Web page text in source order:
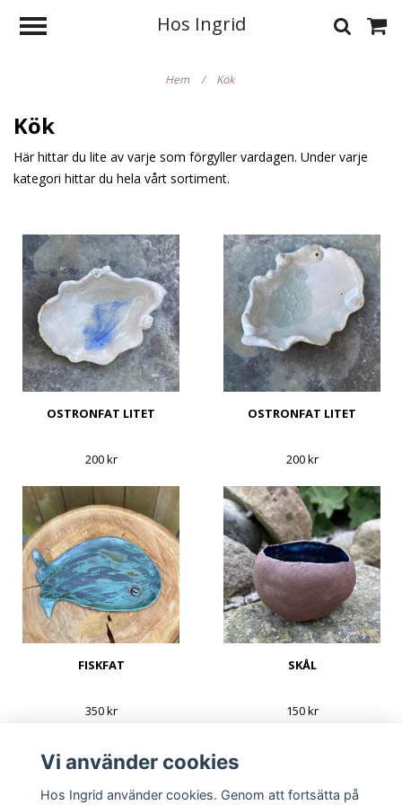
Hos Ingrid
Hem / Kök
Kök
Här hittar du lite av varje som förgyller vardagen. Under varje
kategori hittar du hela vårt sortiment.
OSTRONFAT LITET
200 kr
OSTRONFAT LITET
200 kr
FISKFAT
350 kr
SKÅL
150 kr
Vi använder cookies
Hos Ingrid använder cookies. Genom att fortsätta på